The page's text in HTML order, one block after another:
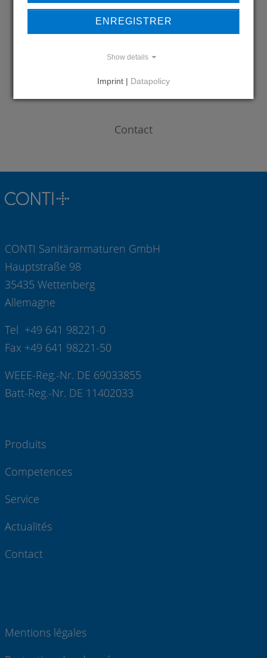
DO YOU HAVE QUESTIONS?
Contact
CONTI Sanitärarmaturen GmbH
Hauptstraße 98
35435 Wettenberg
Allemagne
Tel +49 641 98221-0
Fax +49 641 98221-50
WEEE-Reg.-Nr. DE 69033855
Batt-Reg.-Nr. DE 11402033
Produits
Competences
Service
Actualités
Contact
Mentions légales
ENREGISTRER
Show details
Imprint | Datapolicy